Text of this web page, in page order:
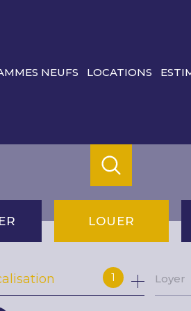
NEUFS LOCATIONS
LOUER
à l'année
de l'immo pro
1 Loyer